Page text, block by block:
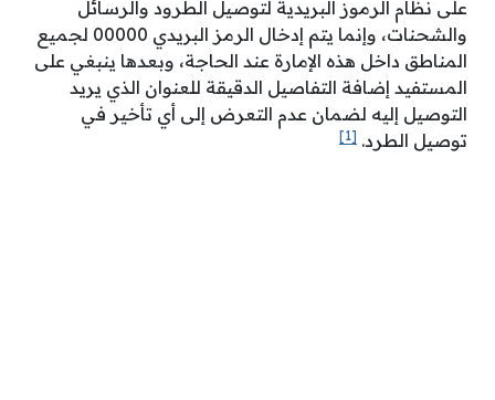
على نظام الرموز البريدية لتوصيل الطرود والرسائل
والشحنات، وإنما يتم إدخال الرمز البريدي 00000 لجميع
المناطق داخل هذه الإمارة عند الحاجة، وبعدها ينبغي على
المستفيد إضافة التفاصيل الدقيقة للعنوان الذي يريد
التوصيل إليه لضمان عدم التعرض إلى أي تأخير في
توصيل الطرد. [1]